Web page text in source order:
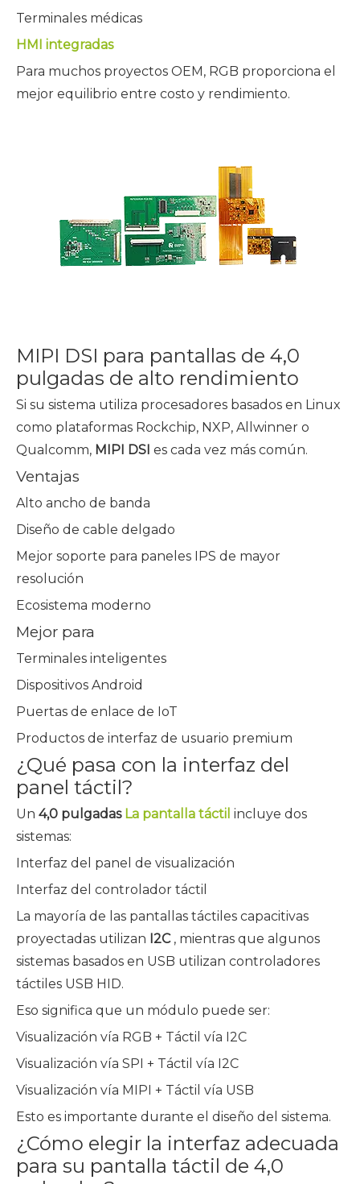
Terminales médicas
HMI integradas
Para muchos proyectos OEM, RGB proporciona el
mejor equilibrio entre costo y rendimiento.
MIPI DSI para pantallas de 4,0
pulgadas de alto rendimiento
Si su sistema utiliza procesadores basados ​​en Linux
como plataformas Rockchip, NXP, Allwinner o
Qualcomm, MIPI DSI es cada vez más común.
Ventajas
Alto ancho de banda
Diseño de cable delgado
Mejor soporte para paneles IPS de mayor
resolución
Ecosistema moderno
Mejor para
Terminales inteligentes
Dispositivos Android
Puertas de enlace de IoT
Productos de interfaz de usuario premium
¿Qué pasa con la interfaz del
panel táctil?
Un 4,0 pulgadas La pantalla táctil incluye dos
sistemas:
Interfaz del panel de visualización
Interfaz del controlador táctil
La mayoría de las pantallas táctiles capacitivas
proyectadas utilizan I2C , mientras que algunos
sistemas basados ​​en USB utilizan controladores
táctiles USB HID.
Eso significa que un módulo puede ser:
Visualización vía RGB + Táctil vía I2C
Visualización vía SPI + Táctil vía I2C
Visualización vía MIPI + Táctil vía USB
Esto es importante durante el diseño del sistema.
¿Cómo elegir la interfaz adecuada
para su pantalla táctil de 4,0